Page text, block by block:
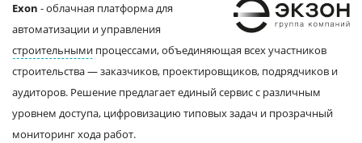
Exon - облачная платформа для
автоматизации и управления
строительными процессами, объединяющая всех участников
строительства — заказчиков, проектировщиков, подрядчиков и
аудиторов. Решение предлагает единый сервис с различным
уровнем доступа, цифровизацию типовых задач и прозрачный
мониторинг хода работ.